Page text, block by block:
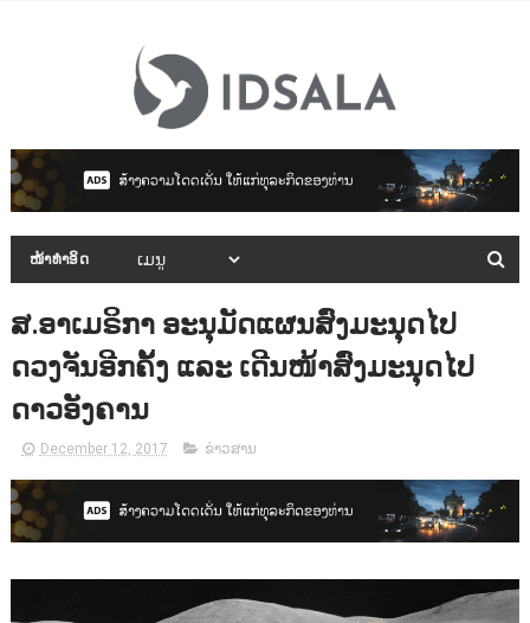
ໜ້າທຳອິດ
ສ.ອາເມຣິກາ ອະນຸມັດແຜນສົ່ງມະນຸດໄປ
ດວງຈັນອີກຄັ້ງ ແລະ ເດີນໜ້າສົ່ງມະນຸດໄປ
ດາວອັງຄານ
December 12, 2017 ຂ່າວສານ